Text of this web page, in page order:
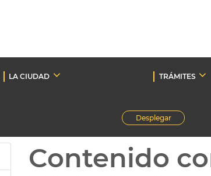
LA CIUDAD TRÁMITES
Desplegar
Contenido